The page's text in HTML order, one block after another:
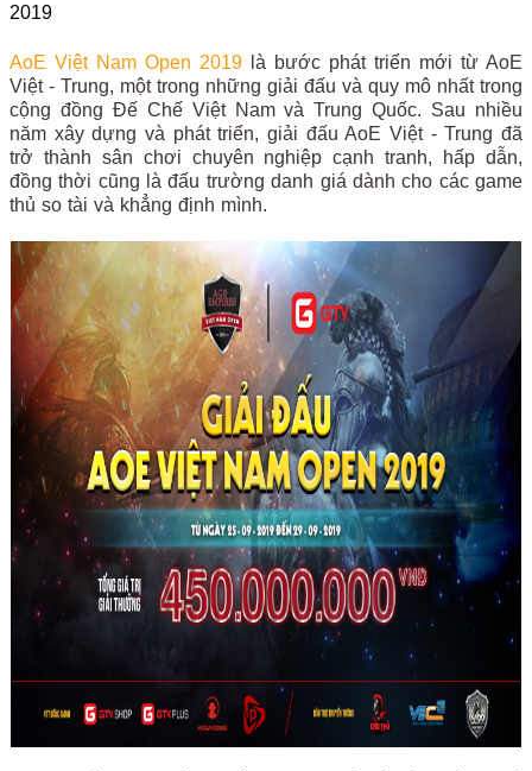
2019
AoE Việt Nam Open 2019 là bước phát triển mới từ AoE
Việt - Trung, một trong những giải đấu và quy mô nhất trong
cộng đồng Đế Chế Việt Nam và Trung Quốc. Sau nhiều
năm xây dựng và phát triển, giải đấu AoE Việt - Trung đã
trở thành sân chơi chuyên nghiệp cạnh tranh, hấp dẫn,
đồng thời cũng là đấu trường danh giá dành cho các game
thủ so tài và khẳng định mình.